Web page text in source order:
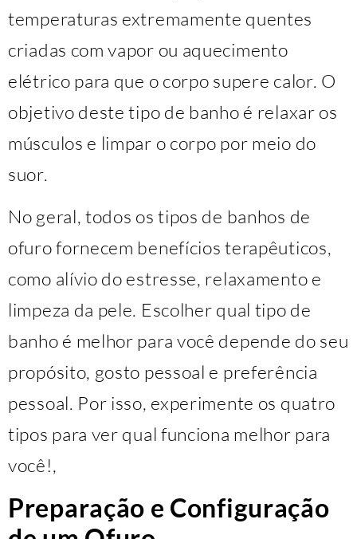
temperaturas extremamente quentes
criadas com vapor ou aquecimento
elétrico para que o corpo supere calor. O
objetivo deste tipo de banho é relaxar os
músculos e limpar o corpo por meio do
suor.
No geral, todos os tipos de banhos de
ofuro fornecem benefícios terapêuticos,
como alívio do estresse, relaxamento e
limpeza da pele. Escolher qual tipo de
banho é melhor para você depende do seu
propósito, gosto pessoal e preferência
pessoal. Por isso, experimente os quatro
tipos para ver qual funciona melhor para
você!,
Preparação e Configuração